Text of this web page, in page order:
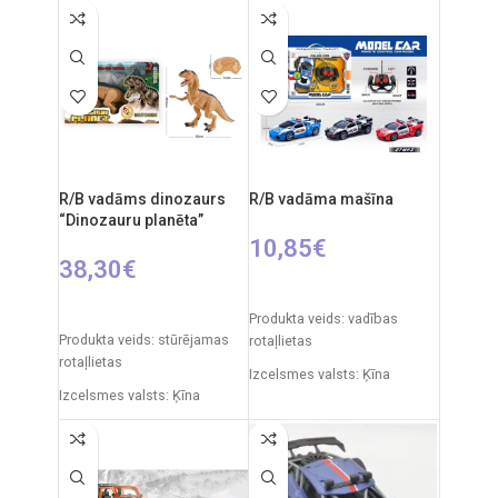
R/B vadāms dinozaurs
“Dinozauru planēta”
38,30€
Produkta veids: stūrējamas
rotaļlietas
Izcelsmes valsts: Ķīna
Iepakojuma izmēri: 12 x 51 x
30,5 cm
Dinozaura izmēri: 29,5x x 52
R/B vadāma mašīna
10,85€
Produkta veids: vadības
rotaļlietas
Izcelsmes valsts: Ķīna
25 cm
Automašīnas izmēri: 18 x 8 x
6 cm